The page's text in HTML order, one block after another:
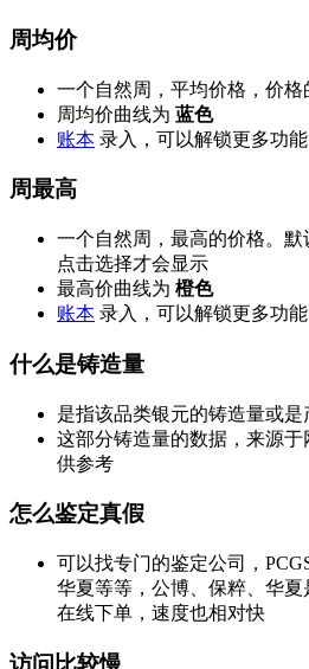
周均价
一个自然周，平均价格，价格
周均价曲线为 蓝色
账本 录入，可以解锁更多功能
周最高
一个自然周，最高的价格。
点击选择才会显示
最高价曲线为 橙色
账本 录入，可以解锁更多功能
什么是铸造量
是指该品类银元的铸造量或是
这部分铸造量的数据，来源
供参考
怎么鉴定真假
可以找专门的鉴定公司，
华夏等等，公博、保粹、华
在线下单，速度也相对快
访问比较慢